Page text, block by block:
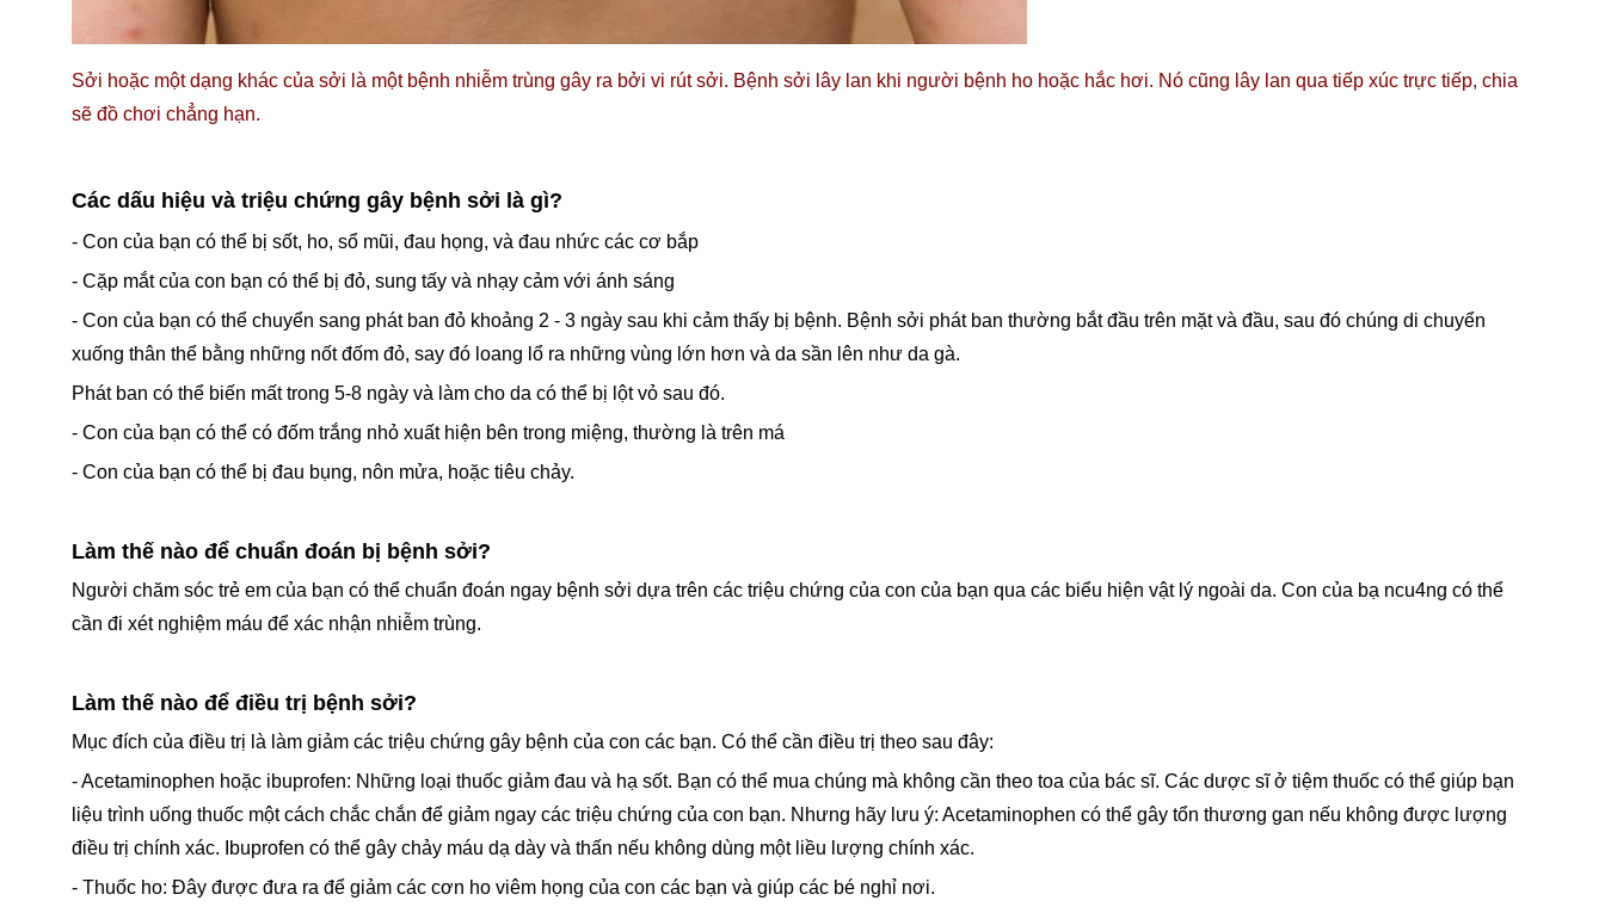
Sởi hoặc một dạng khác của sởi là một bệnh nhiễm trùng gây ra bởi vi rút sởi. Bệnh sởi lây lan khi người bệnh ho hoặc hắc hơi. Nó cũng lây lan qua tiếp xúc trực tiếp, chia
sẽ đồ chơi chẳng hạn.
Các dấu hiệu và triệu chứng gây bệnh sởi là gì?
- Con của bạn có thể bị sốt, ho, sổ mũi, đau họng, và đau nhức các cơ bắp
- Cặp mắt của con bạn có thể bị đỏ, sung tấy và nhạy cảm với ánh sáng
- Con của bạn có thể chuyển sang phát ban đỏ khoảng 2 - 3 ngày sau khi cảm thấy bị bệnh. Bệnh sởi phát ban thường bắt đầu trên mặt và đầu, sau đó chúng di chuyển
xuống thân thể bằng những nốt đốm đỏ, say đó loang lổ ra những vùng lớn hơn và da sần lên như da gà.
Phát ban có thể biến mất trong 5-8 ngày và làm cho da có thể bị lột vỏ sau đó.
- Con của bạn có thể có đốm trắng nhỏ xuất hiện bên trong miệng, thường là trên má
- Con của bạn có thể bị đau bụng, nôn mửa, hoặc tiêu chảy.
Làm thế nào để chuẩn đoán bị bệnh sởi?
Người chăm sóc trẻ em của bạn có thể chuẩn đoán ngay bệnh sởi dựa trên các triệu chứng của con của bạn qua các biểu hiện vật lý ngoài da. Con của bạ ncu4ng có thể
cần đi xét nghiệm máu để xác nhận nhiễm trùng.
Làm thế nào để điều trị bệnh sởi?
Mục đích của điều trị là làm giảm các triệu chứng gây bệnh của con các bạn. Có thể cần điều trị theo sau đây:
- Acetaminophen hoặc ibuprofen: Những loại thuốc giảm đau và hạ sốt. Bạn có thể mua chúng mà không cần theo toa của bác sĩ. Các dược sĩ ở tiệm thuốc có thể giúp bạn
liệu trình uống thuốc một cách chắc chắn để giảm ngay các triệu chứng của con bạn. Nhưng hãy lưu ý: Acetaminophen có thể gây tổn thương gan nếu không được lượng
điều trị chính xác. Ibuprofen có thể gây chảy máu dạ dày và thấn nếu không dùng một liều lượng chính xác.
- Thuốc ho: Đây được đưa ra để giảm các cơn ho viêm họng của con các bạn và giúp các bé nghỉ nơi.